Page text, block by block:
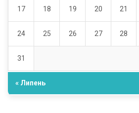
17 18 19 20 21
24 25 26 27 28
31
« Липень